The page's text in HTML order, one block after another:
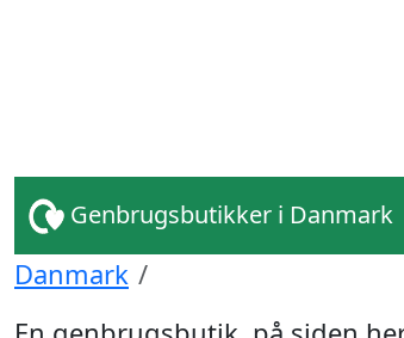
Genbrugsbutikker i Danmark
Danmark